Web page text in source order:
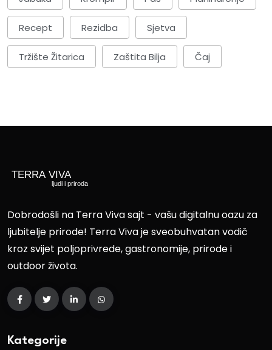
Recept Rezidba Sjetva
Tržište Žitarica Zaštita Bilja Čaj
Dobrodošli na Terra Viva sajt - vašu digitalnu oazu za
ljubitelje prirode! Terra Viva je sveobuhvatan vodič
kroz svijet poljoprivrede, gastronomije, prirode i
outdoor života.
Kategorije